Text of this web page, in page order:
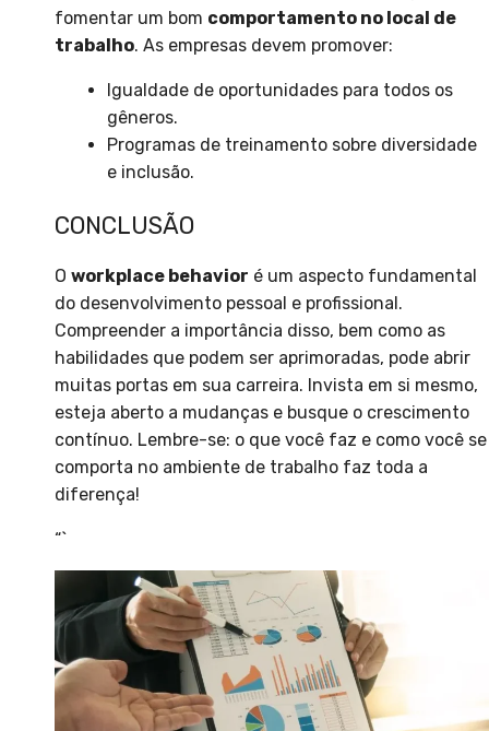
fomentar um bom comportamento no local de
trabalho. As empresas devem promover:
Igualdade de oportunidades para todos os
gêneros.
Programas de treinamento sobre diversidade
e inclusão.
CONCLUSÃO
O workplace behavior é um aspecto fundamental
do desenvolvimento pessoal e profissional.
Compreender a importância disso, bem como as
habilidades que podem ser aprimoradas, pode abrir
muitas portas em sua carreira. Invista em si mesmo,
esteja aberto a mudanças e busque o crescimento
contínuo. Lembre-se: o que você faz e como você se
comporta no ambiente de trabalho faz toda a
diferença!
“`